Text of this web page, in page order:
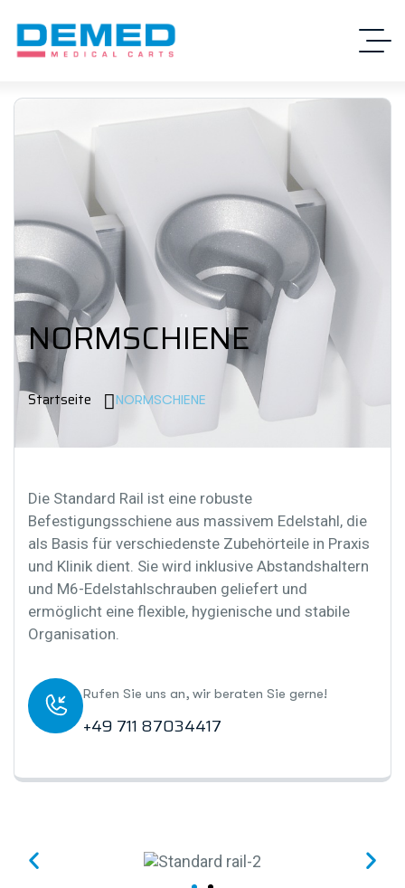
NORMSCHIENE
Startseite NORMSCHIENE
Die Standard Rail ist eine robuste
Befestigungsschiene aus massivem Edelstahl, die
als Basis für verschiedenste Zubehörteile in Praxis
und Klinik dient. Sie wird inklusive Abstandshaltern
und M6-Edelstahlschrauben geliefert und
ermöglicht eine flexible, hygienische und stabile
Organisation.
Rufen Sie uns an, wir beraten Sie gerne!
+49 711 87034417